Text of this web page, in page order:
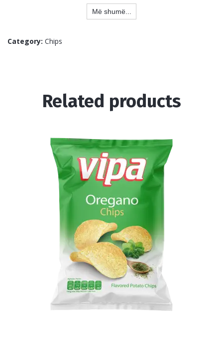
Më shumë...
Category: Chips
Related products